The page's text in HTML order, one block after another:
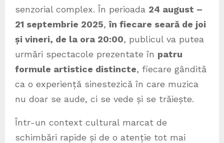
senzorial complex. În perioada 24 august –
21 septembrie 2025,în fiecare seară de joi
și vineri, de la ora 20:00, publicul va putea
urmări spectacole prezentate în patru
formule artistice distincte, fiecare gândită
ca o experiență sinestezică în care muzica
nu doar se aude, ci se vede și se trăiește.
Într-un context cultural marcat de
schimbări rapide și de o atenție tot mai